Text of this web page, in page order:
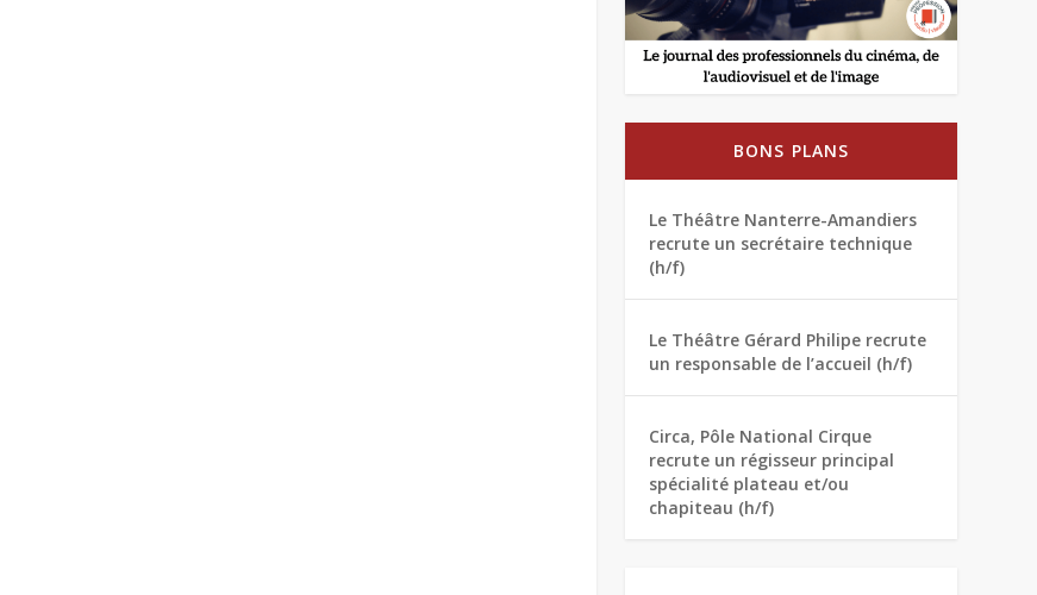
BONS PLANS
Le Théâtre Nanterre-Amandiers
recrute un secrétaire technique
(h/f)
Le Théâtre Gérard Philipe recrute
un responsable de l’accueil (h/f)
Circa, Pôle National Cirque
recrute un régisseur principal
spécialité plateau et/ou
chapiteau (h/f)